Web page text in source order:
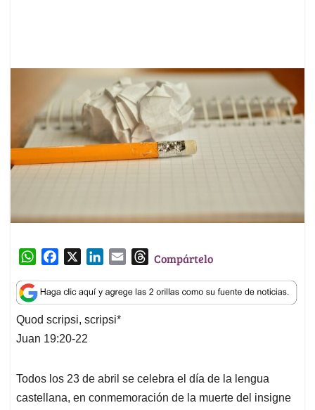
W
a
t
s
A
p
c
e
b
o
k
n
k
e
n
a
i
T
r
e
Compártelo
Quod scripsi, scripsi*
Juan 19:20-22
Todos los 23 de abril se celebra el día de la lengua
castellana, en conmemoración de la muerte del insigne